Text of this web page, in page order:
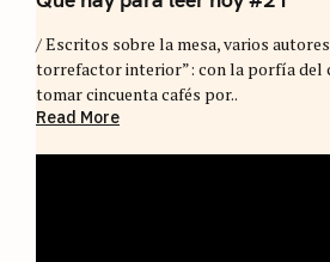
/ Escritos sobre la mesa, varios
torrefactor interior”: con la porfía del
tomar cincuenta cafés por..
Read More